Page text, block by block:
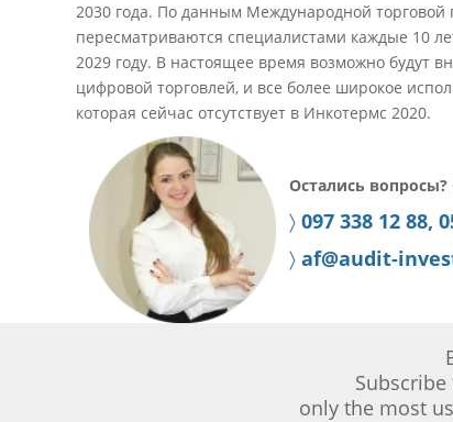
2030 года. По данным Международной торговой
пересматриваются специалистами каждые 10
2029 году. В настоящее время возможно будут
цифровой торговлей, и все более широкое
которая сейчас отсутствует в Инкотермс 2020.
Остались вопросы?
〉 097 338 12 88,
〉 af@audit-
only the most